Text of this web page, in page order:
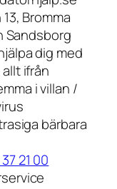
Bromma
Sandsborg
dig med
ifrån
i villan /
bärbara
21 00